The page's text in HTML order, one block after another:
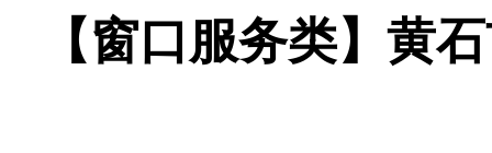
【窗口服务类】黄